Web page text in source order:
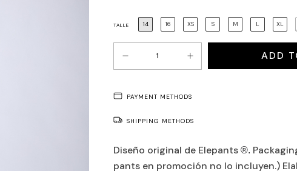
TALLE 14 16 XS S M L XL
PAYMENT METHODS
SHIPPING METHODS
Diseño original de Elepants®.
pants en promoción no lo incluyen.)